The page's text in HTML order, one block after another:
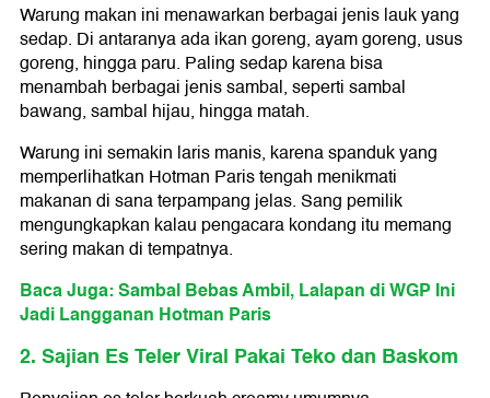
Warung makan ini menawarkan berbagai jenis lauk yang
sedap. Di antaranya ada ikan goreng, ayam goreng, usus
goreng, hingga paru. Paling sedap karena bisa
menambah berbagai jenis sambal, seperti sambal
bawang, sambal hijau, hingga matah.
Warung ini semakin laris manis, karena spanduk yang
memperlihatkan Hotman Paris tengah menikmati
makanan di sana terpampang jelas. Sang pemilik
mengungkapkan kalau pengacara kondang itu memang
sering makan di tempatnya.
Baca Juga: Sambal Bebas Ambil, Lalapan di WGP Ini
Jadi Langganan Hotman Paris
2. Sajian Es Teler Viral Pakai Teko dan Baskom